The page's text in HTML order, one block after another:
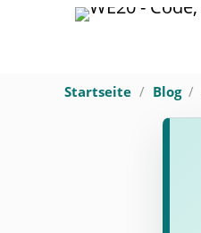
Startseite Blog